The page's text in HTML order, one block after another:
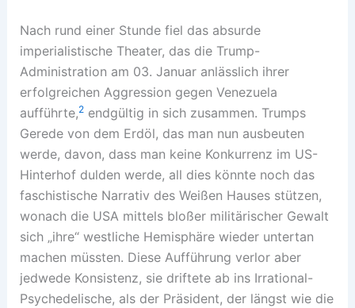
Nach rund einer Stunde fiel das absurde
imperialistische Theater, das die Trump-
Administration am 03. Januar anlässlich ihrer
erfolgreichen Aggression gegen Venezuela
aufführte,2endgültig in sich zusammen. Trumps
Gerede von dem Erdöl, das man nun ausbeuten
werde, davon, dass man keine Konkurrenz im US-
Hinterhof dulden werde, all dies könnte noch das
faschistische Narrativ des Weißen Hauses stützen,
wonach die USA mittels bloßer militärischer Gewalt
sich „ihre“ westliche Hemisphäre wieder untertan
machen müssten. Diese Aufführung verlor aber
jedwede Konsistenz, sie driftete ab ins Irrational-
Psychedelische, als der Präsident, der längst wie die